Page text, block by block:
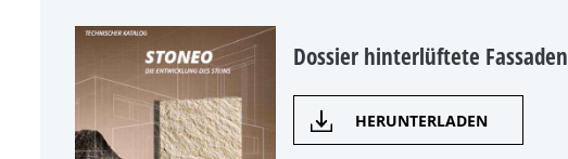
Dossier hinterlüftete Fassaden
HERUNTERLADEN